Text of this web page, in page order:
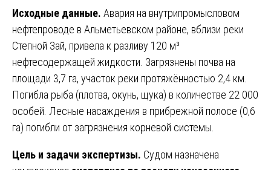
Исходные данные. Авария на внутрипромысловом
нефтепроводе в Альметьевском районе, вблизи реки
Степной Зай, привела к разливу 120 м³
нефтесодержащей жидкости. Загрязнены почва на
площади 3,7 га, участок реки протяжённостью 2,4 км.
Погибла рыба (плотва, окунь, щука) в количестве 22 000
особей. Лесные насаждения в прибрежной полосе (0,6
га) погибли от загрязнения корневой системы.
Цель и задачи экспертизы. Судом назначена